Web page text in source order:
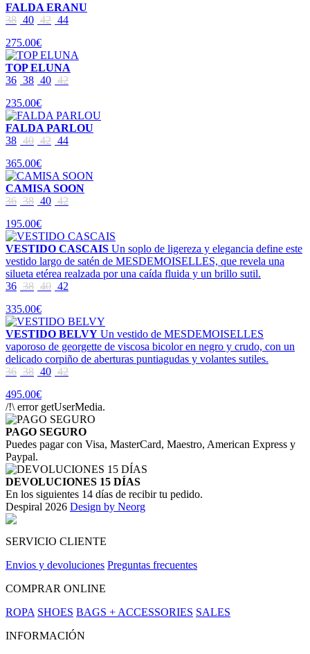
FALDA ERANU
38 40 42 44
275.00€
TOP ELUNA
36 38 40 42
235.00€
FALDA PARLOU
38 40 42 44
365.00€
CAMISA SOON
36 38 40 42
195.00€
VESTIDO CASCAIS Un soplo de ligereza y elegancia define este
vestido largo de satén de MESDEMOISELLES, que revela una
silueta etérea realzada por una caída fluida y un brillo sutil.
36 38 40 42
335.00€
VESTIDO BELVY Un vestido de MESDEMOISELLES
vaporoso de georgette de viscosa bicolor en negro y crudo, con un
delicado corpiño de aberturas puntiagudas y volantes sutiles.
36 38 40 42
495.00€
/!\ error getUserMedia.
PAGO SEGURO
Puedes pagar con Visa, MasterCard, Maestro, American Express y
Paypal.
DEVOLUCIONES 15 DÍAS
En los siguientes 14 días de recibir tu pedido.
Despiral 2026 Design by Neorg
SERVICIO CLIENTE
Envios y devoluciones Preguntas frecuentes
COMPRAR ONLINE
ROPA SHOES BAGS + ACCESSORIES SALES
INFORMACIÓN